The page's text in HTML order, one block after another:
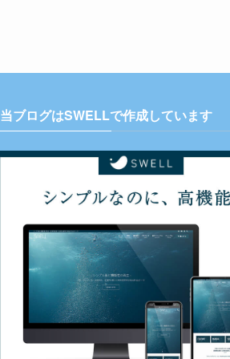
当ブログはSWELLで作成しています